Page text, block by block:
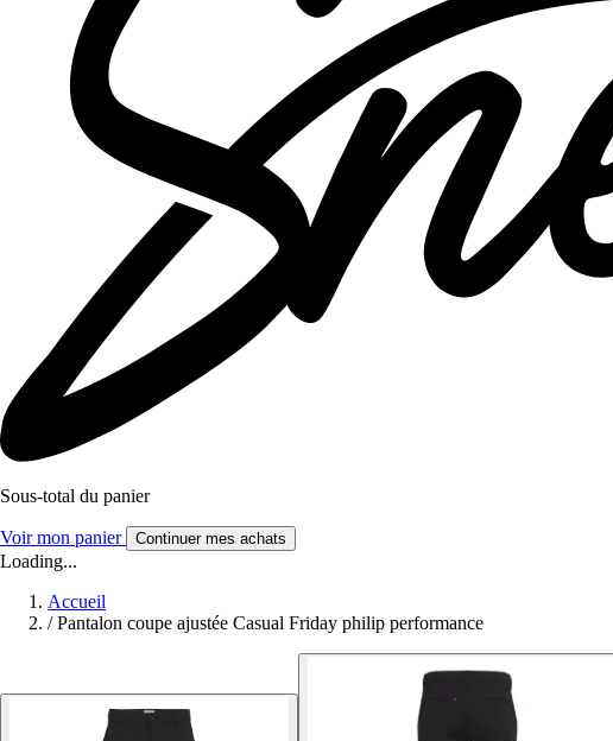
Sous-total du panier
Voir mon panier Continuer mes achats
Loading...
Accueil
/ Pantalon coupe ajustée Casual Friday philip performance